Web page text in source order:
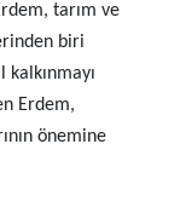
tarım ve
biri
Erdem,
önemine